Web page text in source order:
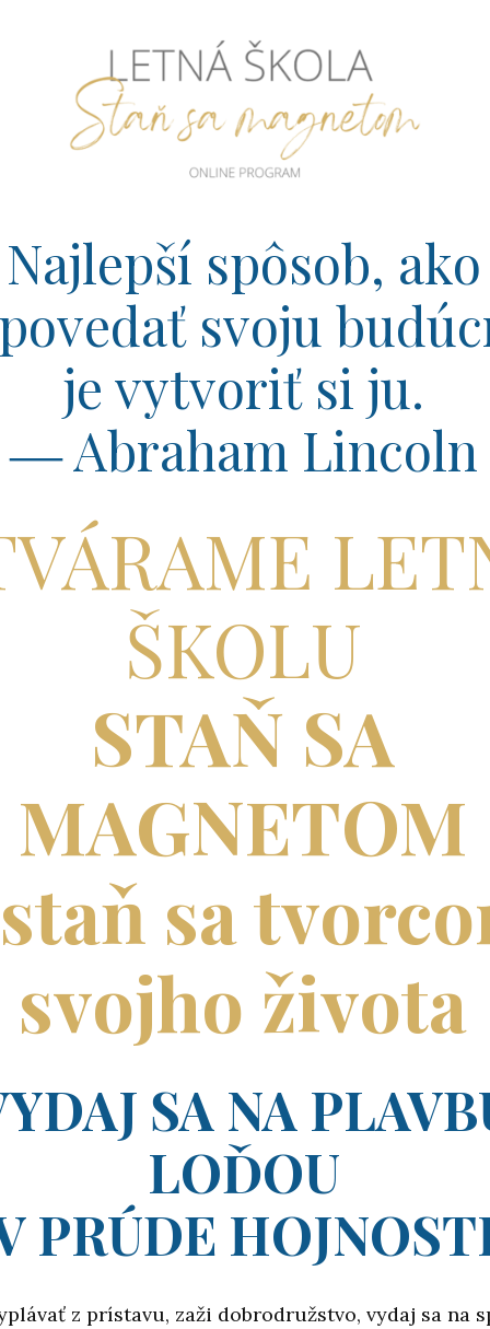
Najlepší spôsob, ako
svoju
je vytvoriť si ju.
― Abraham Lincoln
ŠKOLU
STAŇ SA
MAGNETOM
sa
svojho života
SA NA
LOĎOU
PRÚDE
z prístavu, zaži dobrodružstvo, vydaj sa na